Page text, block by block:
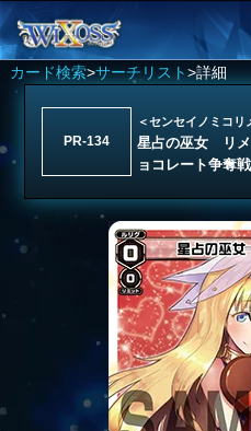
カード検索>サーチリスト>詳細
PR-134
＜センセイノミコリ
星占の巫女 リメ
ョコレート争奪戦